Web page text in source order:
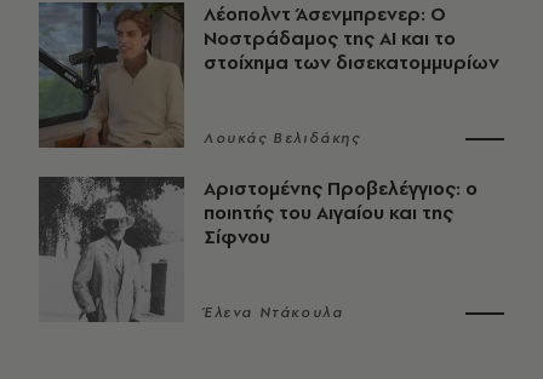
Λέοπολντ Άσενμπρενερ: Ο
Νοστράδαμος της AI και το
στοίχημα των δισεκατομμυρίων
Λουκάς Βελιδάκης
Αριστομένης Προβελέγγιος: ο
ποιητής του Αιγαίου και της
Σίφνου
Έλενα Ντάκουλα